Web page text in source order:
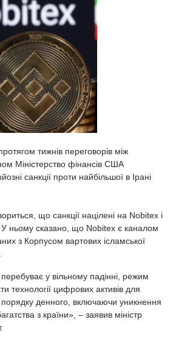
тижнів переговорів між
Міністерство фінансів США
санкції проти найбільшої в Ірані
що санкції націлені на Nobitex і
У ньому сказано, що Nobitex є каналом
з Корпусом вартових ісламської
у вільному падінні, режим
технології цифрових активів для
порядку денного, включаючи уникнення
з країни», – заявив міністр